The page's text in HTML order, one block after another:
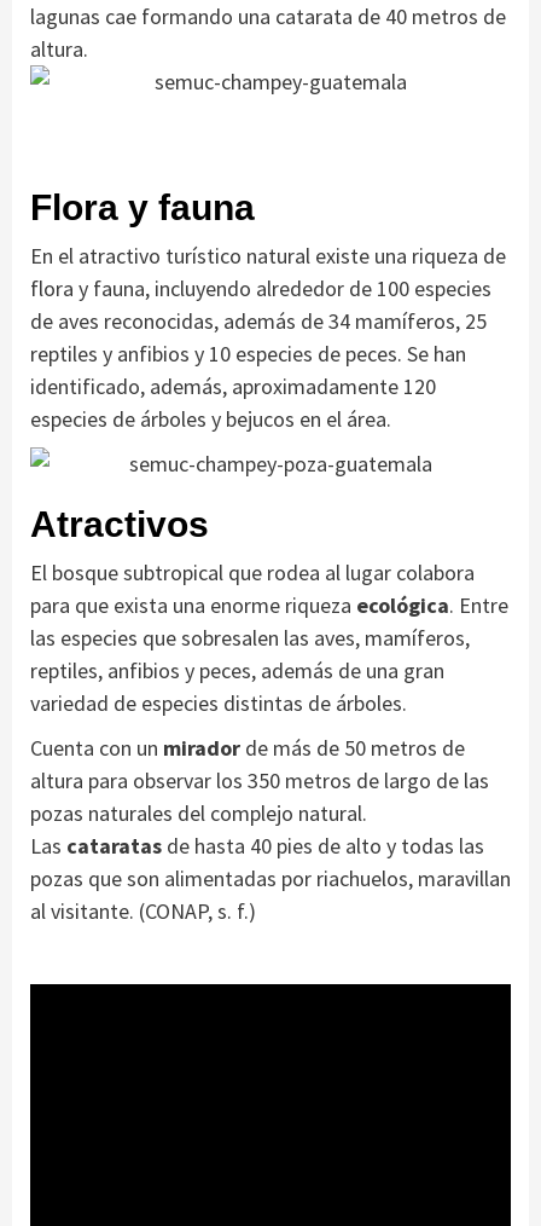
lagunas cae formando una catarata de 40 metros de
altura.
Flora y fauna
En el atractivo turístico natural existe una riqueza de
flora y fauna, incluyendo alrededor de 100 especies
de aves reconocidas, además de 34 mamíferos, 25
reptiles y anfibios y 10 especies de peces. Se han
identificado, además, aproximadamente 120
especies de árboles y bejucos en el área.
Atractivos
El bosque subtropical que rodea al lugar colabora
para que exista una enorme riqueza ecológica. Entre
las especies que sobresalen las aves, mamíferos,
reptiles, anfibios y peces, además de una gran
variedad de especies distintas de árboles.
Cuenta con un mirador de más de 50 metros de
altura para observar los 350 metros de largo de las
pozas naturales del complejo natural.
Las cataratas de hasta 40 pies de alto y todas las
pozas que son alimentadas por riachuelos, maravillan
al visitante. (CONAP, s. f.)